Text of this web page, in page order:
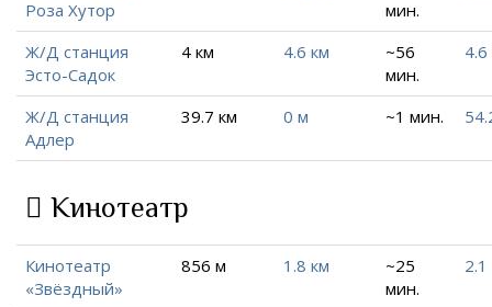
Роза Хутор
мин.
Ж/Д станция
Эсто-Садок
4 км 4.6 км
~56
мин.
Ж/Д станция
Адлер
39.7 км 0 м ~1 мин.
Кинотеатр
Кинотеатр
«Звёздный»
856 м 1.8 км
~25
мин.